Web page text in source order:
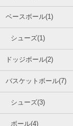
ベースボール(1)
シューズ(1)
ドッジボール(2)
バスケットボール(7)
シューズ(3)
ボール(4)